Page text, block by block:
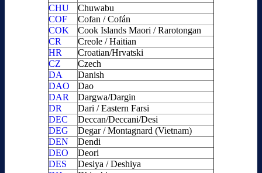
CHU
Chuwabu
COF
Cofan / Cofán
COK
Cook Islands Maori / Rarotongan
CR
Creole / Haitian
HR
Croatian/Hrvatski
CZ
Czech
DA
Danish
DAO
Dao
DAR
Dargwa/Dargin
DR
Dari / Eastern Farsi
DEC
Deccan/Deccani/Desi
DEG
Degar / Montagnard (Vietnam)
DEN
Dendi
DEO
Deori
DES
Desiya / Deshiya